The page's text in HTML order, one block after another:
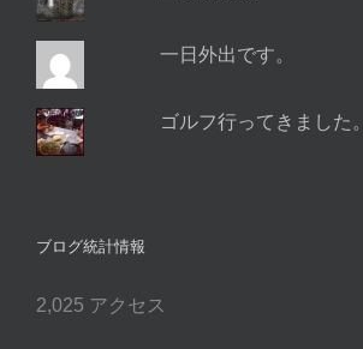
一日外出です。
ゴルフ行ってきました。
ブログ統計情報
2,025 アクセス